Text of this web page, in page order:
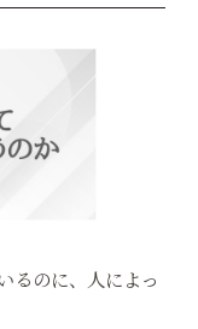
るのに、人によっ